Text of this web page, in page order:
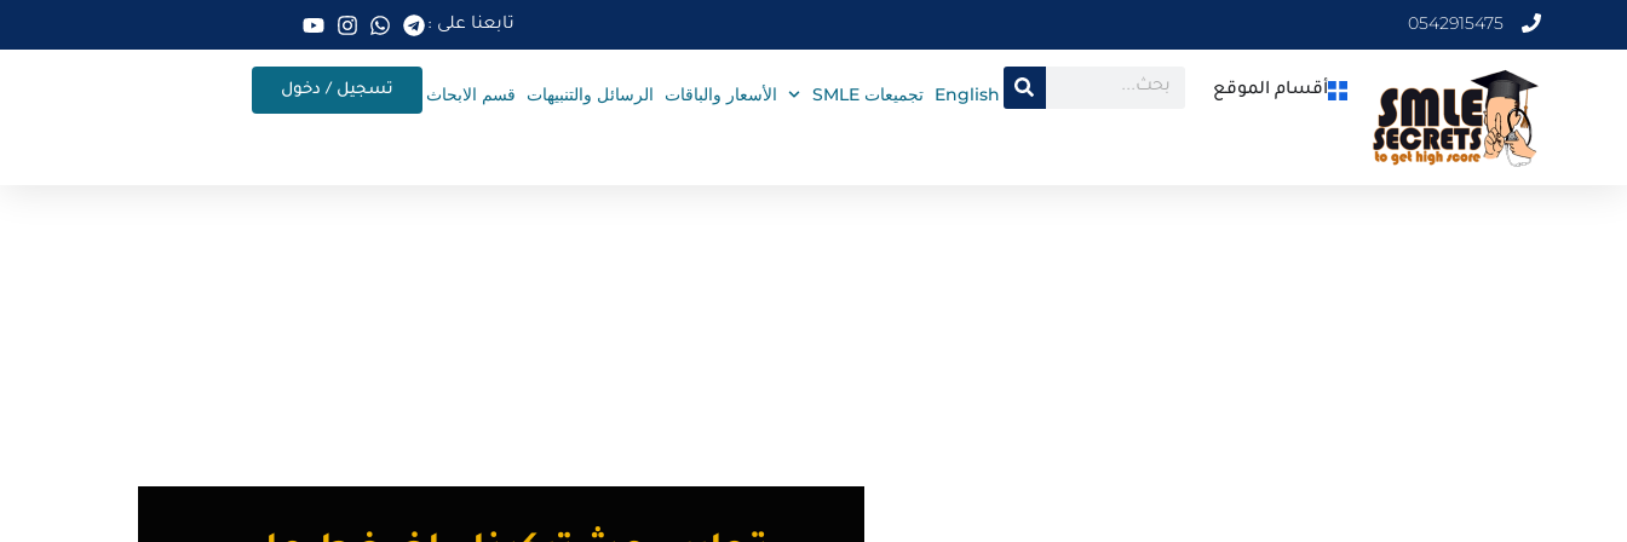
0542915475 تابعنا على :
أقسام الموقع English تجميعات SMLE الأسعار والباقات الرسائل والتنبيهات قسم الابحاث تسجيل / دخول